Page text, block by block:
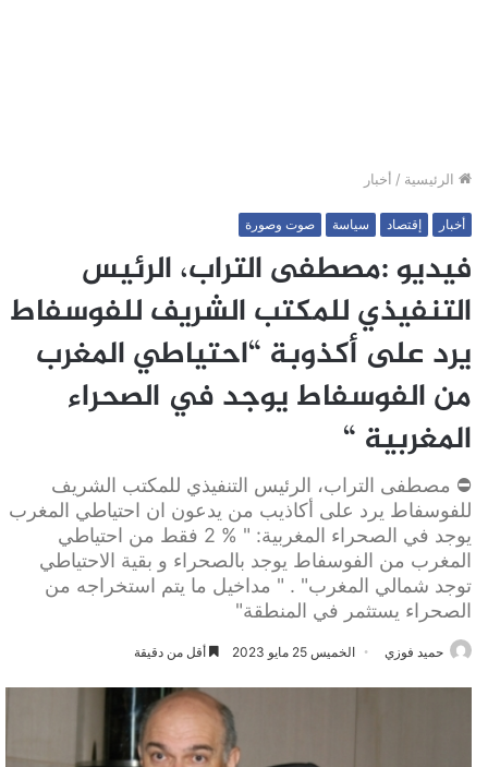
الرئيسية / أخبار
أخبار إقتصاد سياسة صوت وصورة
فيديو :مصطفى التراب، الرئيس
التنفيذي للمكتب الشريف للفوسفاط
يرد على أكذوبة “احتياطي المغرب
من الفوسفاط يوجد في الصحراء
المغربية “
⛔ مصطفى التراب، الرئيس التنفيذي للمكتب الشريف
للفوسفاط يرد على أكاذيب من يدعون ان احتياطي المغرب
يوجد في الصحراء المغربية: " % 2 فقط من احتياطي
المغرب من الفوسفاط يوجد بالصحراء و بقية الاحتياطي
توجد شمالي المغرب" . " مداخيل ما يتم استخراجه من
الصحراء يستثمر في المنطقة"
حميد فوزي الخميس 25 مايو 2023 أقل من دقيقة